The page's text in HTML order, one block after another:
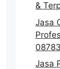
&
Jasa
Jasa